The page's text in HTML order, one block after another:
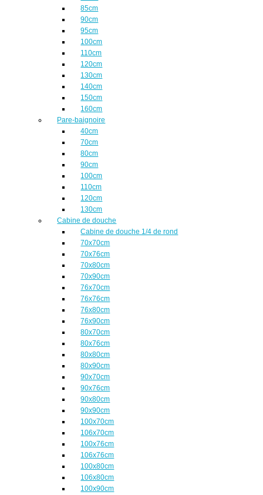
85cm
90cm
95cm
100cm
110cm
120cm
130cm
140cm
150cm
160cm
Pare-baignoire
40cm
70cm
80cm
90cm
100cm
110cm
120cm
130cm
Cabine de douche
Cabine de douche 1/4 de rond
70x70cm
70x76cm
70x80cm
70x90cm
76x70cm
76x76cm
76x80cm
76x90cm
80x70cm
80x76cm
80x80cm
80x90cm
90x70cm
90x76cm
90x80cm
90x90cm
100x70cm
106x70cm
100x76cm
106x76cm
100x80cm
106x80cm
100x90cm